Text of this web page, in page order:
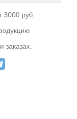
3000 руб.
заказах.